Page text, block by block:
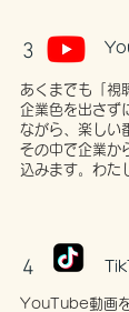
3
あくまでも「視
企業色を出さず
ながら、楽しい
その中で企業か
込みます。わた
4
YouTube動画を